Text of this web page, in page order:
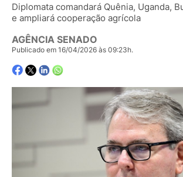
Diplomata comandará Quênia, Uganda,
e ampliará cooperação agrícola
AGÊNCIA SENADO
Publicado em 16/04/2026 às 09:23h.